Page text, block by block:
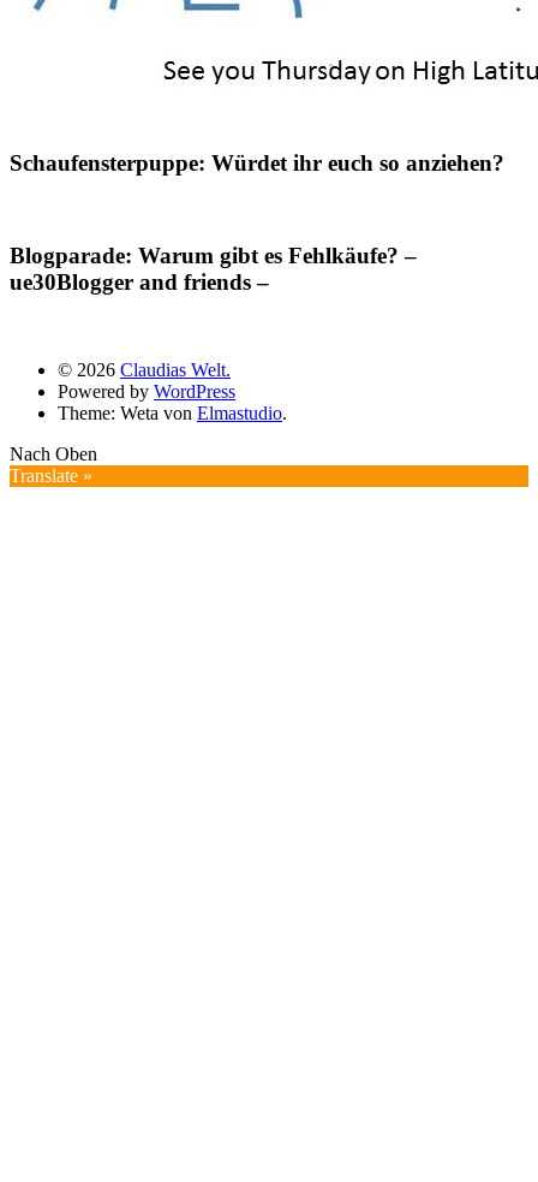
Schaufensterpuppe: Würdet ihr euch so anziehen?
Blogparade: Warum gibt es Fehlkäufe? –
ue30Blogger and friends –
© 2026 Claudias Welt.
Powered by WordPress
Theme: Weta von Elmastudio.
Nach Oben
Translate »